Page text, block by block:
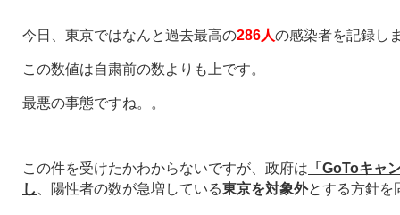
今日、東京ではなんと過去最高の286人の感染者を記録し
この数値は自粛前の数よりも上です。
最悪の事態ですね。。
この件を受けたかわからないですが、政府は 「GoToキャ
し
、陽性者の数が急増している東京を対象外とする方針を